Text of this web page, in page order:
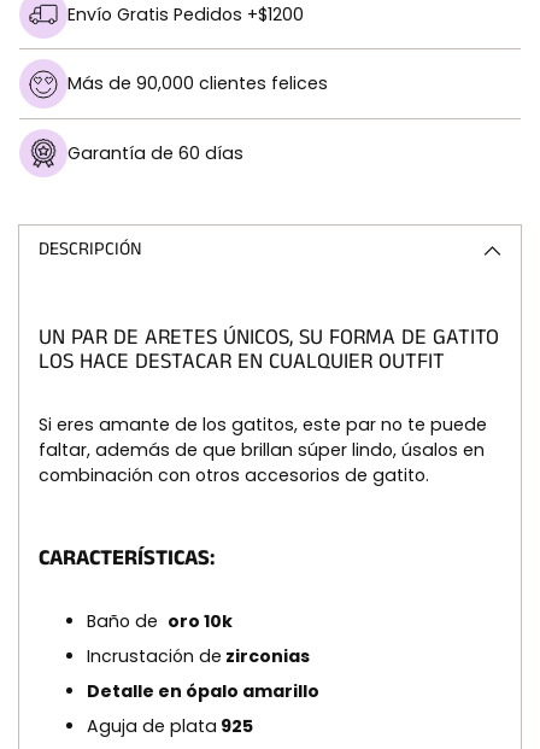
Envío Gratis Pedidos +$1200
Más de 90,000 clientes felices
Garantía de 60 días
un
producto
cesta
DESCRIPCIÓN
UN PAR DE ARETES ÚNICOS, SU FORMA DE GATITO
LOS HACE DESTACAR EN CUALQUIER OUTFIT
Si eres amante de los gatitos, este par no te puede
faltar, además de que brillan súper lindo, úsalos en
combinación con otros accesorios de gatito.
CARACTERÍSTICAS:
Baño de oro 10k
Incrustación de zirconias
Detalle en ópalo amarillo
Aguja de plata 925